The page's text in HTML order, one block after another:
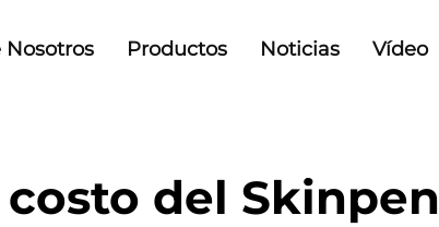
Nosotros Productos Noticias Vídeo
costo del Skinpen